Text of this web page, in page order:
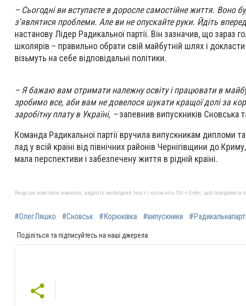
– Сьогодні ви вступаєте в доросле самостійне життя. Воно
з’являтися проблеми. Але ви не опускайте руки. Йдіть
настанову Лідер Радикальної партії. Він зазначив, що зараз
школярів – правильно обрати свій майбутній шлях і
візьмуть на себе відповідальні політики.
– Я бажаю вам отримати належну освіту і працювати в
зробимо все, аби вам не довелося шукати кращої долі за
заробітну плату в Україні, –запевнив випускників Сновська
Команда Радикальної партії вручила випускникам дипломи
лад у всій країні від північних районів Чернігівщини до
мала перспективи і забезпечену життя в рідній країні.
Якщо ви помітили помилку, виділіть необхідний текст і натисніть Ctrl + Enter, щоб повідомити
#ОлегЛяшко #Сновськ #Корюківка #випускники
Поділіться та підписуйтесь на наші джерела